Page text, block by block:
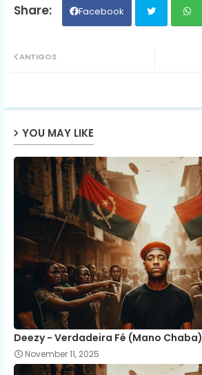
Facebook
ap
ANTIGOS
YOU MAY LIKE
Deezy - Verdadeira Fé (Mano Chaba)
November 11, 2025